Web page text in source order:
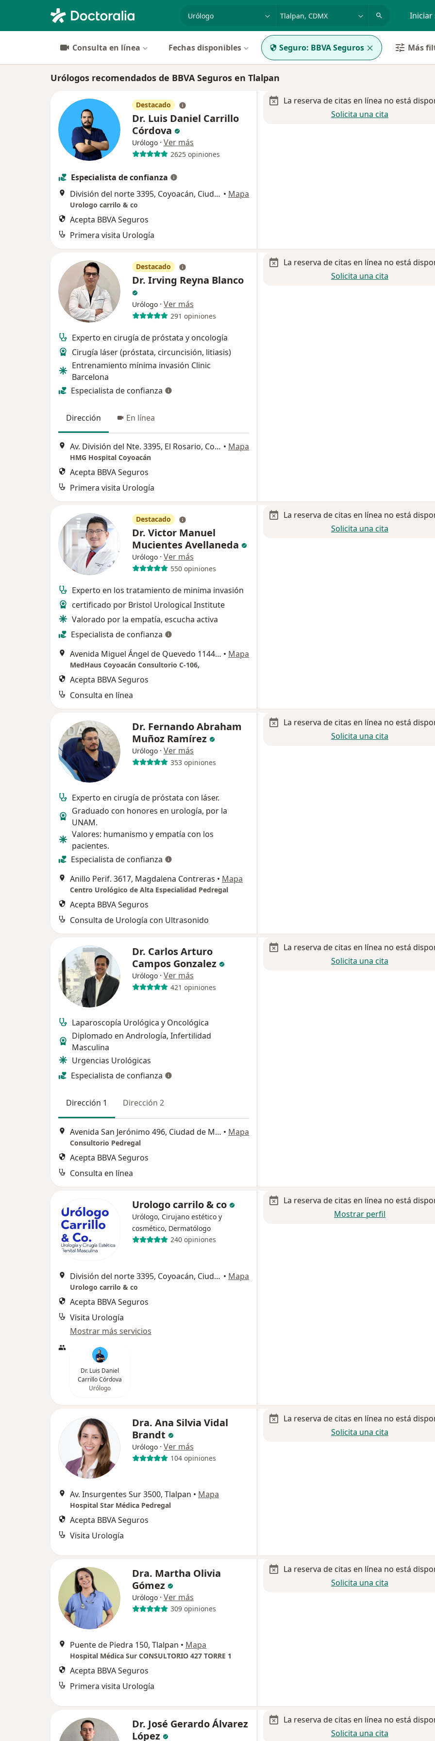
especialidad, enfermedad o nombre Iniciar
Consulta en línea Fechas disponibles Seguro: BBVA Seguros Más
Urólogos recomendados de BBVA Seguros en Tlalpan
Destacado
Dr. Luis Daniel Carrillo
Córdova
Urólogo · Ver más
2625 opiniones
Especialista de confianza
División del norte 3395, Coyoacán, Ciudad de México • Mapa
Urologo carrilo & co
Acepta BBVA Seguros
Primera visita Urología
La reserva de citas en línea no está
Solicita una cita
Destacado
Dr. Irving Reyna Blanco
Urólogo · Ver más
291 opiniones
Experto en cirugía de próstata y oncología
Cirugía láser (próstata, circuncisión, litiasis)
Entrenamiento mínima invasión Clinic
Barcelona
Especialista de confianza
Dirección En línea
Av. División del Nte. 3395, El Rosario, Coyoacán, Ciudad de México, Ciudad de México • Mapa
HMG Hospital Coyoacán
Acepta BBVA Seguros
Primera visita Urología
La reserva de citas en línea no está
Solicita una cita
Destacado
Dr. Victor Manuel
Mucientes Avellaneda
Urólogo · Ver más
550 opiniones
Experto en los tratamiento de minima invasión
certificado por Bristol Urological Institute
Valorado por la empatía, escucha activa
Especialista de confianza
Avenida Miguel Ángel de Quevedo 1144, Coyoacán, Ciudad de México • Mapa
MedHaus Coyoacán Consultorio C-106,
Acepta BBVA Seguros
Consulta en línea
La reserva de citas en línea no está
Solicita una cita
Dr. Fernando Abraham
Muñoz Ramírez
Urólogo · Ver más
353 opiniones
Experto en cirugía de próstata con láser.
Graduado con honores en urología, por la
UNAM.
Valores: humanismo y empatía con los
pacientes.
Especialista de confianza
Anillo Perif. 3617, Magdalena Contreras • Mapa
Centro Urológico de Alta Especialidad Pedregal
Acepta BBVA Seguros
Consulta de Urología con Ultrasonido
La reserva de citas en línea no está
Solicita una cita
Dr. Carlos Arturo
Campos Gonzalez
Urólogo · Ver más
421 opiniones
Laparoscopía Urológica y Oncológica
Diplomado en Andrología, Infertilidad
Masculina
Urgencias Urológicas
Especialista de confianza
Dirección 1 Dirección 2
Avenida San Jerónimo 496, Ciudad de México • Mapa
Consultorio Pedregal
Acepta BBVA Seguros
Consulta en línea
La reserva de citas en línea no está
Solicita una cita
Urologo carrilo & co
Urólogo, Cirujano estético y
cosmético, Dermatólogo
240 opiniones
División del norte 3395, Coyoacán, Ciudad de México • Mapa
Urologo carrilo & co
Acepta BBVA Seguros
Visita Urología
Mostrar más servicios
Dr. Luis Daniel
Carrillo Córdova
Urólogo
La reserva de citas en línea no está
Mostrar perfil
Dra. Ana Silvia Vidal
Brandt
Urólogo · Ver más
104 opiniones
Av. Insurgentes Sur 3500, Tlalpan • Mapa
Hospital Star Médica Pedregal
Acepta BBVA Seguros
Visita Urología
La reserva de citas en línea no está
Solicita una cita
Dra. Martha Olivia
Gómez
Urólogo · Ver más
309 opiniones
Puente de Piedra 150, Tlalpan • Mapa
Hospital Médica Sur CONSULTORIO 427 TORRE 1
Acepta BBVA Seguros
Primera visita Urología
La reserva de citas en línea no está
Solicita una cita
Dr. José Gerardo Álvarez
López
La reserva de citas en línea no está
Solicita una cita